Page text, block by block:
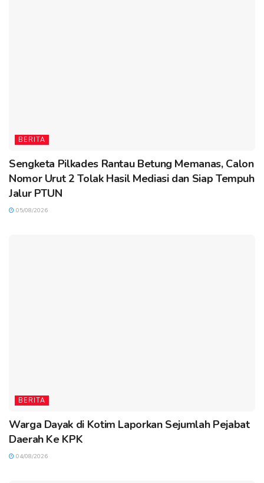
BERITA
Sengketa Pilkades Rantau Betung Memanas, Calon
Nomor Urut 2 Tolak Hasil Mediasi dan Siap Tempuh
Jalur PTUN
05/08/2026
BERITA
Warga Dayak di Kotim Laporkan Sejumlah Pejabat
Daerah Ke KPK
04/08/2026